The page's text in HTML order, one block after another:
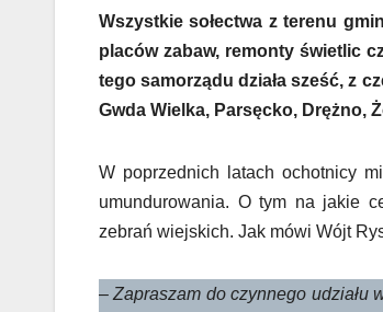
Wszystkie sołectwa z terenu
placów zabaw, remonty świetlic
tego samorządu działa sześć, z
Gwda Wielka, Parsęcko, Drężno,
W poprzednich latach ochotnicy
umundurowania. O tym na jakie
zebrań wiejskich. Jak mówi Wójt
–Zapraszam do czynnego udziału